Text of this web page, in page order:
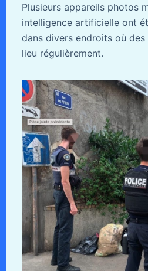
Plusieurs appareils photos
intelligence artificielle ont
dans divers endroits où
lieu régulièrement.